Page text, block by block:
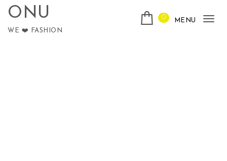
ONU
WE ❤️ FASHION
0 MENU